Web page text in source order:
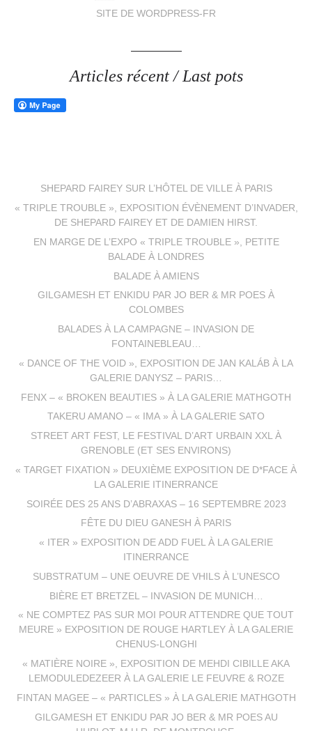
SITE DE WORDPRESS-FR
Articles récent / Last pots
SHEPARD FAIREY SUR L’HÔTEL DE VILLE À PARIS
« TRIPLE TROUBLE », EXPOSITION ÉVÈNEMENT D’INVADER,
DE SHEPARD FAIREY ET DE DAMIEN HIRST.
EN MARGE DE L’EXPO « TRIPLE TROUBLE », PETITE
BALADE À LONDRES
BALADE À AMIENS
GILGAMESH ET ENKIDU PAR JO BER & MR POES À
COLOMBES
BALADES À LA CAMPAGNE – INVASION DE
FONTAINEBLEAU…
« DANCE OF THE VOID », EXPOSITION DE JAN KALÁB À LA
GALERIE DANYSZ – PARIS…
FENX – « BROKEN BEAUTIES » À LA GALERIE MATHGOTH
TAKERU AMANO – « IMA » À LA GALERIE SATO
STREET ART FEST, LE FESTIVAL D’ART URBAIN XXL À
GRENOBLE (ET SES ENVIRONS)
« TARGET FIXATION » DEUXIÈME EXPOSITION DE D*FACE À
LA GALERIE ITINERRANCE
SOIRÉE DES 25 ANS D’ABRAXAS – 16 SEPTEMBRE 2023
FÊTE DU DIEU GANESH À PARIS
« ITER » EXPOSITION DE ADD FUEL À LA GALERIE
ITINERRANCE
SUBSTRATUM – UNE OEUVRE DE VHILS À L’UNESCO
BIÈRE ET BRETZEL – INVASION DE MUNICH…
« NE COMPTEZ PAS SUR MOI POUR ATTENDRE QUE TOUT
MEURE » EXPOSITION DE ROUGE HARTLEY À LA GALERIE
CHENUS-LONGHI
« MATIÈRE NOIRE », EXPOSITION DE MEHDI CIBILLE AKA
LEMODULEDEZEER À LA GALERIE LE FEUVRE & ROZE
FINTAN MAGEE – « PARTICLES » À LA GALERIE MATHGOTH
GILGAMESH ET ENKIDU PAR JO BER & MR POES AU